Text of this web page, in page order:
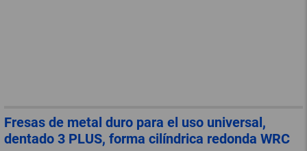
Fresas de metal duro para el uso universal,
dentado 3 PLUS, forma cilíndrica redonda WRC